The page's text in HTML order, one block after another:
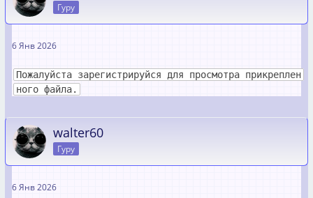
Гуру
6 Янв 2026
Пожалуйста зарегистрируйся для просмотра прикреплен
ного файла.
walter60
Гуру
6 Янв 2026